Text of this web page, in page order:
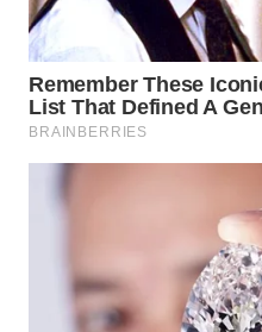
NIAS
WN
LANGKAT
WN